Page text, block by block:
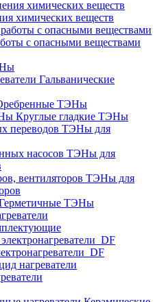
химических веществ
с опасными веществами
Гальванические
ТЭНы
Круглые гладкие ТЭНы
ТЭНы для
ТЭНы для
ТЭНы для
ТЭНы
нагреватели